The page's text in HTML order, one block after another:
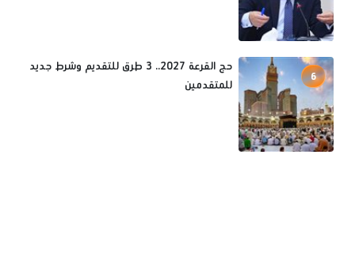
6
حج القرعة 2027.. 3 طرق للتقديم وشرط جديد
للمتقدمين